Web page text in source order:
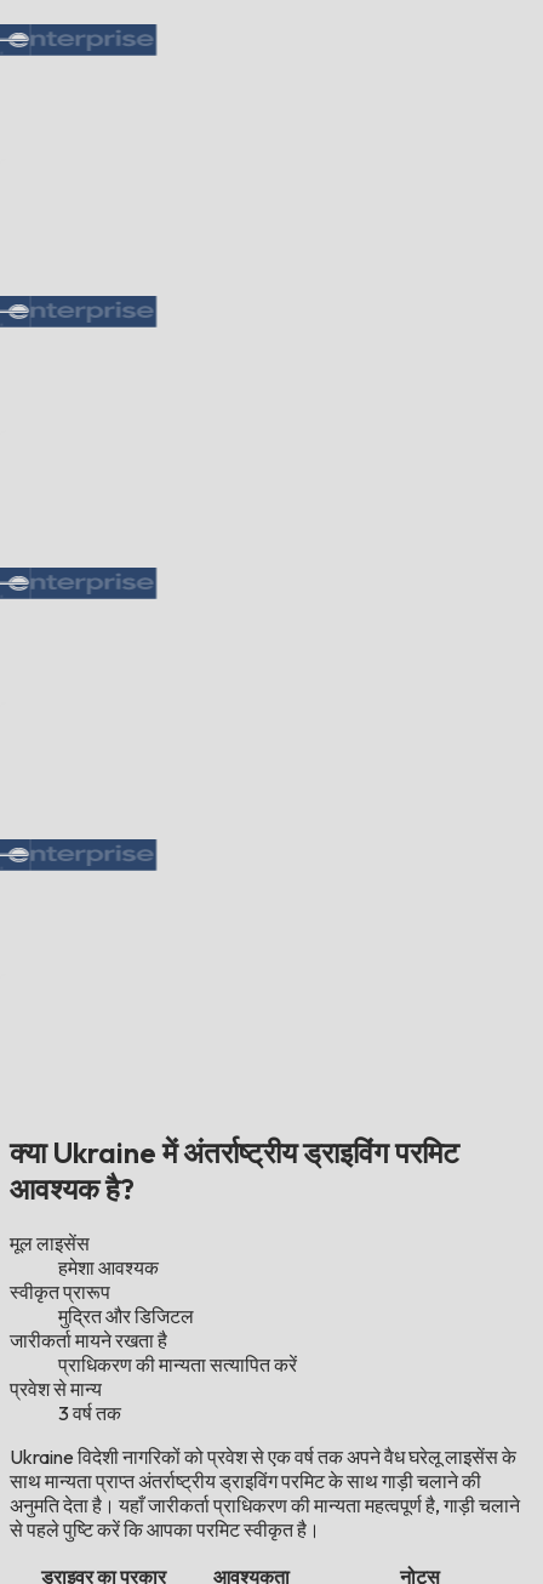
क्या Ukraine में अंतर्राष्ट्रीय ड्राइविंग परमिट
आवश्यक है?
मूल लाइसेंस
हमेशा आवश्यक
स्वीकृत प्रारूप
मुद्रित और डिजिटल
जारीकर्ता मायने रखता है
प्राधिकरण की मान्यता सत्यापित करें
प्रवेश से मान्य
3 वर्ष तक
Ukraine विदेशी नागरिकों को प्रवेश से एक वर्ष तक अपने वैध घरेलू लाइसेंस के
साथ मान्यता प्राप्त अंतर्राष्ट्रीय ड्राइविंग परमिट के साथ गाड़ी चलाने की
अनुमति देता है। यहाँ जारीकर्ता प्राधिकरण की मान्यता महत्वपूर्ण है, गाड़ी चलाने
से पहले पुष्टि करें कि आपका परमिट स्वीकृत है।
ड्राइवर का प्रकार
आवश्यकता नोट्स